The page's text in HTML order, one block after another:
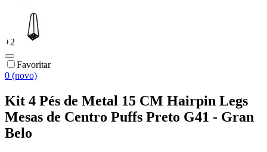
+2
Favoritar
0 (novo)
Kit 4 Pés de Metal 15 CM Hairpin Legs
Mesas de Centro Puffs Preto G41 - Gran
Belo